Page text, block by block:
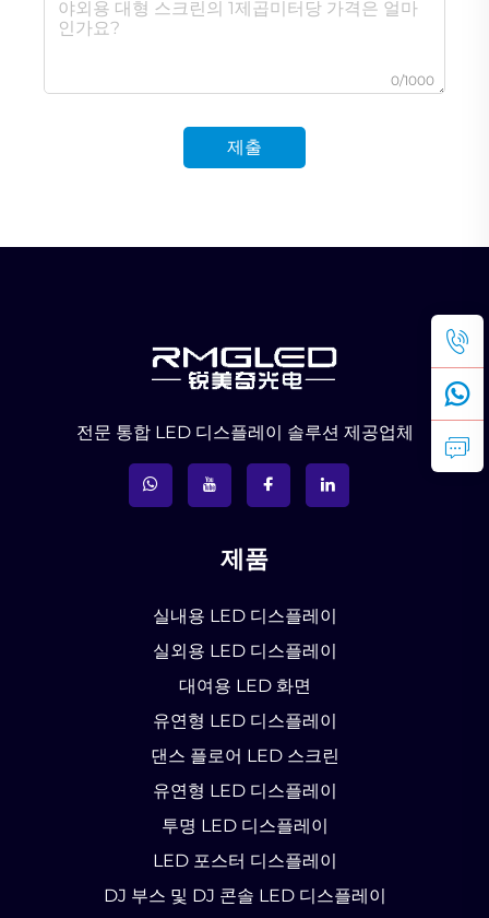
0/1000
제출
전문 통합 LED 디스플레이 솔루션 제공업체
제품
실내용 LED 디스플레이
실외용 LED 디스플레이
대여용 LED 화면
유연형 LED 디스플레이
댄스 플로어 LED 스크린
유연형 LED 디스플레이
투명 LED 디스플레이
LED 포스터 디스플레이
DJ 부스 및 DJ 콘솔 LED 디스플레이